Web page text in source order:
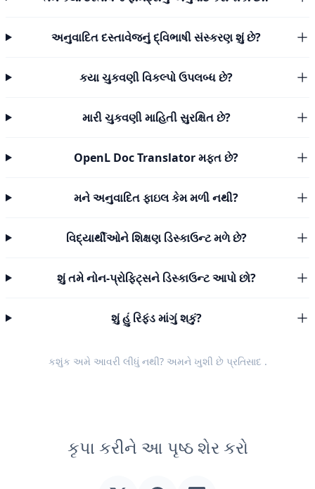
અનુવાદિત દસ્તાવેજનું દ્વિભાષી સંસ્કરણ શું છે?
કયા ચુકવણી વિકલ્પો ઉપલબ્ધ છે?
મારી ચુકવણી માહિતી સુરક્ષિત છે?
OpenL Doc Translator મફત છે?
મને અનુવાદિત ફાઇલ કેમ મળી નથી?
વિદ્યાર્થીઓને શિક્ષણ ડિસ્કાઉન્ટ મળે છે?
શું તમે નોન-પ્રોફિટ્સને ડિસ્કાઉન્ટ આપો છો?
શું હું રિફંડ માંગું શકું?
કશુંક અમે આવરી લીધું નથી? અમને ખુશી છે પ્રતિસાદ .
કૃપા કરીને આ પૃષ્ઠ શેર કરો